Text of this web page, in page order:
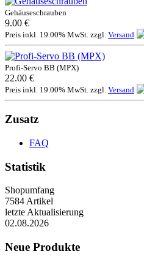
Gehäuseschrauben
9.00 €
Preis inkl. 19.00% MwSt. zzgl. Versand
Profi-Servo BB (MPX)
22.00 €
Preis inkl. 19.00% MwSt. zzgl. Versand
Zusatz
FAQ
Statistik
Shopumfang
7584 Artikel
letzte Aktualisierung
02.08.2026
Neue Produkte